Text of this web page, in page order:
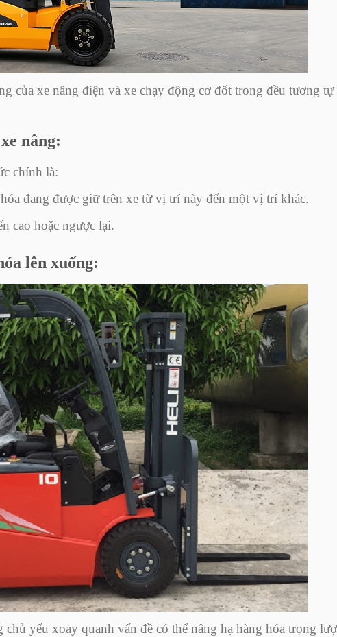
của xe nâng điện và xe chạy động cơ đốt trong đều tương tự
nâng:
chính là:
đang được giữ trên xe từ vị trí này đến một vị trí khác.
cao hoặc ngược lại.
lên xuống:
yếu xoay quanh vấn đề có thể nâng hạ hàng hóa trọng